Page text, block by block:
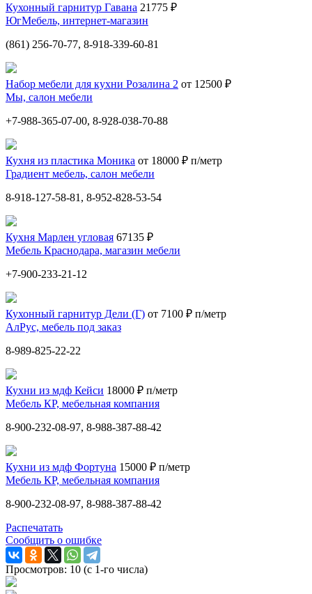
Кухонный гарнитур Гавана 21775 ₽
ЮгМебель, интернет-магазин
(861) 256-70-77, 8-918-339-60-81
Набор мебели для кухни Розалина 2 от 12500 ₽
Мы, салон мебели
+7-988-365-07-00, 8-928-038-70-88
Кухня из пластика Моника от 18000 ₽ п/метр
Градиент мебель, салон мебели
8-918-127-58-81, 8-952-828-53-54
Кухня Марлен угловая 67135 ₽
Мебель Краснодара, магазин мебели
+7-900-233-21-12
Кухонный гарнитур Дели (Г) от 7100 ₽ п/метр
АлРус, мебель под заказ
8-989-825-22-22
Кухни из мдф Кейси 18000 ₽ п/метр
Мебель КР, мебельная компания
8-900-232-08-97, 8-988-387-88-42
Кухни из мдф Фортуна 15000 ₽ п/метр
Мебель КР, мебельная компания
8-900-232-08-97, 8-988-387-88-42
Распечатать
Сообщить о ошибке
Просмотров: 10 (с 1-го числа)